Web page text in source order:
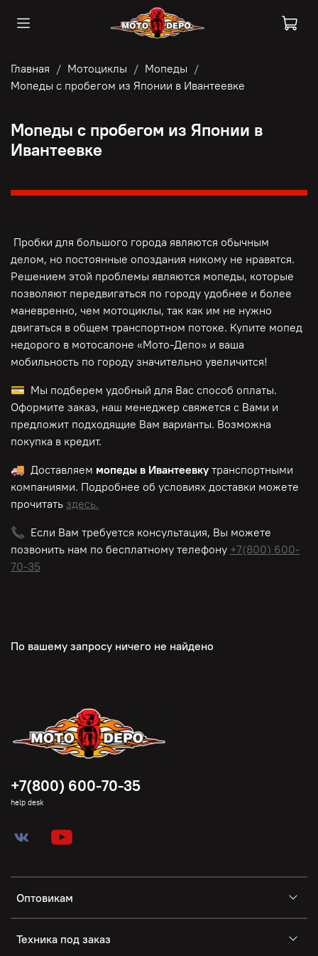
Главная Мотоциклы
Мопеды
Мопеды с пробегом из Японии в Ивантеевке
Мопеды с пробегом из Японии в
Ивантеевке
Пробки для большого города являются обычным
делом, но постоянные опоздания никому не нравятся.
Решением этой проблемы являются мопеды, которые
позволяют передвигаться по городу удобнее и более
маневренно, чем мотоциклы, так как им не нужно
двигаться в общем транспортном потоке. Купите мопед
недорого в мотосалоне «Мото-Депо» и ваша
мобильность по городу значительно увеличится!
💳 Мы подберем удобный для Вас способ оплаты.
Оформите заказ, наш менеджер свяжется с Вами и
предложит подходящие Вам варианты. Возможна
покупка в кредит.
🚚 Доставляем мопеды в Ивантеевку транспортными
компаниями. Подробнее об условиях доставки можете
прочитать здесь.
📞 Если Вам требуется консультация, Вы можете
позвонить нам по бесплатному телефону +7(800) 600-
70-35
По вашему запросу ничего не найдено
Оптовикам
Техника под заказ
+7(800) 600-70-35
help desk